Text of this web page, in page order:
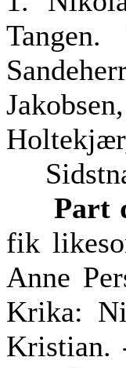
Part
fik
Anne
Krika:
Kristian.